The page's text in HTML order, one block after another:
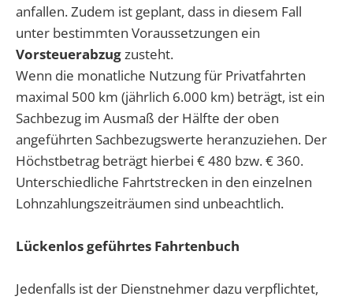
anfallen. Zudem ist geplant, dass in diesem Fall
unter bestimmten Voraussetzungen ein
Vorsteuerabzugzusteht.
Wenn die monatliche Nutzung für Privatfahrten
maximal 500 km (jährlich 6.000 km) beträgt, ist ein
Sachbezug im Ausmaß der Hälfte der oben
angeführten Sachbezugswerte heranzuziehen. Der
Höchstbetrag beträgt hierbei € 480 bzw. € 360.
Unterschiedliche Fahrtstrecken in den einzelnen
Lohnzahlungszeiträumen sind unbeachtlich.
Lückenlos geführtes Fahrtenbuch
Jedenfalls ist der Dienstnehmer dazu verpflichtet,